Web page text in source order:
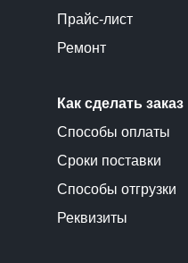
Прайс-лист
Ремонт
Как сделать заказ
Способы оплаты
Сроки поставки
Способы отгрузки
Реквизиты